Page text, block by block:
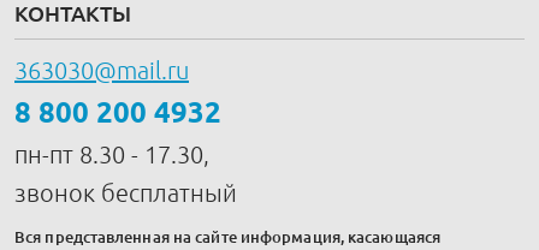
КОНТАКТЫ
363030@mail.ru
8 800 200 4932
пн-пт 8.30 - 17.30,
звонок бесплатный
Вся представленная на сайте информация, касающаяся